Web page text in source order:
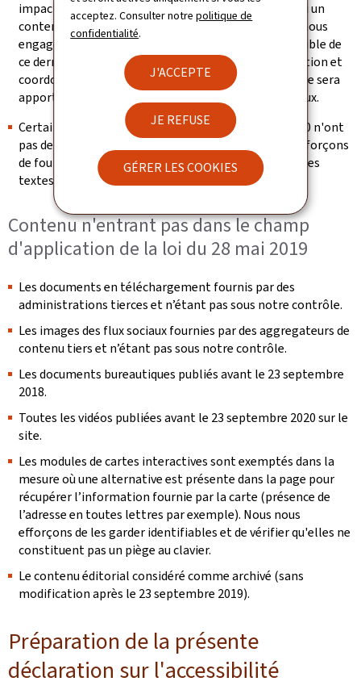
acceptez. Consulter notrepolitique de
confidentialité.
J'ACCEPTE
JE REFUSE
GÉRER LES COOKIES
impactant ne bloquent pas l’accès à l’information. Si un
contenu s’avérait malgré tout non accessible, nous nous
engageons à fournir sur demande une version accessible de
ce dernier (se référer à la section « Retour d'information et
coordonnées de contact »). Une attention particulière sera
apportée à la rédaction des futurs contenus éditoriaux.
Certaines vidéos publiées après le 23 septembre 2020 n'ont
pas de transcription textuelle adaptée. Nous nous efforçons
de fournir les messages transmis dans la vidéo dans les
textes environnants
Contenu n'entrant pas dans le champ
d'application de la loi du 28 mai 2019
Les documents en téléchargement fournis par des
administrations tierces et n’étant pas sous notre contrôle.
Les images des flux sociaux fournies par des aggregateurs de
contenu tiers et n’étant pas sous notre contrôle.
Les documents bureautiques publiés avant le 23 septembre
2018.
Toutes les vidéos publiées avant le 23 septembre 2020 sur le
site.
Les modules de cartes interactives sont exemptés dans la
mesure où une alternative est présente dans la page pour
récupérer l’information fournie par la carte (présence de
l’adresse en toutes lettres par exemple). Nous nous
efforçons de les garder identifiables et de vérifier qu'elles ne
constituent pas un piège au clavier.
Le contenu éditorial considéré comme archivé (sans
modification après le 23 septembre 2019).
Préparation de la présente
déclaration sur l'accessibilité